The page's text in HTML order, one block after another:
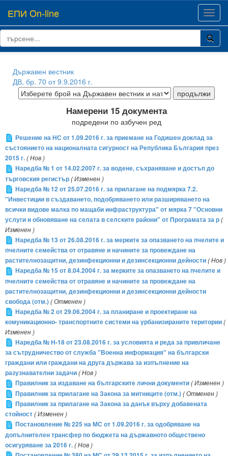
ЕПИ On-line
Държавен вестник
ДВ, бр. 70 от 9.9.2016 г.
Намерени 15 документа
подредени по азбучен ред
Решение на НС от 1.09.2016 г. за приемане на Годишен доклад за
състоянието на националната сигурност на Република България през
2015 г.( Нов )
Наредба № 1 от 14.02.2007 г. за водене, съхраняване и достъп до
търговския регистър( Изменен )
Наредба № 12 от 25.07.2016 г. за прилагане на подмярка 7.2.
"Инвестиции в създаването, подобряването или разширяването на
всички видове малка по мащаби инфраструктура" от мярка 7 "Основни
услуги и обновяване на селата в селските райони" от Програмата за р(
Изменен )
Наредба № 13 от 26.08.2016 г. за мерките за опазването на пчелите и
пчелните семейства от отравяне и начините за провеждане на
растителнозащитни, дезинфекционни и дезинсекционни дейности( Нов )
Наредба № 15 от 8.04.2004 г. за мерките за опазването на пчелите и
пчелните семейства от отравяне и начините за провеждане на
растителнозащитни, дезинфекционни и дезинсекционни дейности
свобода (отм.)( Отменен )
Наредба № 2 от 29.06.2004 г. за планиране и проектиране на
комуникационно- транспортните системи на урбанизираните територии(
Изменен )
Наредба № Н-18 от 23.08.2016 г. за условията и реда за привличане
за сътрудничество от служба "Военна информация" на български
граждани или граждани на друга държава за изпълнение на
разузнавателни задачи( Нов )
Правилник за издаване на българските лични документи( Изменен )
Правилник за прилагане на Закона за митниците (отм.)( Отменен )
Правилник за прилагане на Закона за данък върху добавената
стойност( Изменен )
Постановление № 225 на МС от 1.09.2016 г. за одобряване на
допълнителен трансфер по бюджета на държавното обществено
осигуряване за 2016 г.( Нов )